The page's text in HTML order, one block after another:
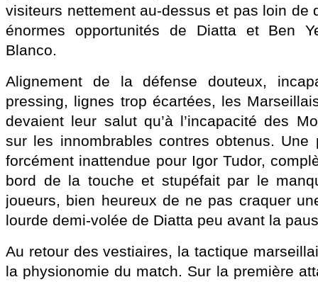
visiteurs nettement au-dessus et pas loin de
énormes opportunités de Diatta et Ben
Blanco.
Alignement de la défense douteux,
pressing, lignes trop écartées, les
devaient leur salut qu’à l’incapacité des
sur les innombrables contres obtenus. Une
forcément inattendue pour Igor Tudor,
bord de la touche et stupéfait par le
joueurs, bien heureux de ne pas craquer
lourde demi-volée de Diatta peu avant la
Au retour des vestiaires, la tactique
la physionomie du match. Sur la première